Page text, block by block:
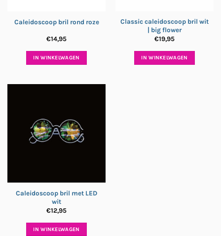
Caleidoscoop bril rond roze
€14,95
IN WINKELWAGEN
Classic caleidoscoop bril wit
| big flower
€19,95
IN WINKELWAGEN
Caleidoscoop bril met LED
wit
€12,95
IN WINKELWAGEN